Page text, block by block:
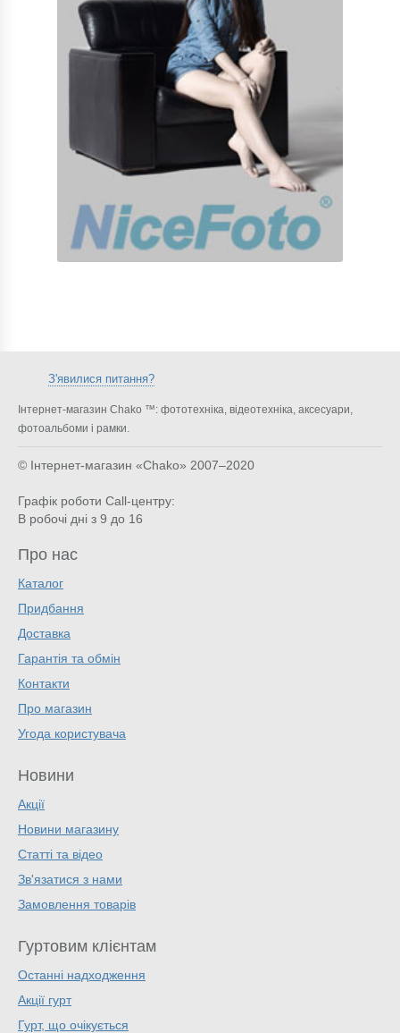
З'явилися питання?
Інтернет-магазин Chako ™: фототехніка, відеотехніка, аксесуари,
фотоальбоми і рамки.
© Інтернет-магазин «Chako» 2007–2020
Графік роботи Call-центру:
В робочі дні з 9 до 16
Про нас
Каталог
Придбання
Доставка
Гарантія та обмін
Контакти
Про магазин
Угода користувача
Новини
Акції
Новини магазину
Статті та відео
Зв'язатися з нами
Замовлення товарів
Гуртовим клієнтам
Останні надходження
Акції гурт
Гурт, що очікується